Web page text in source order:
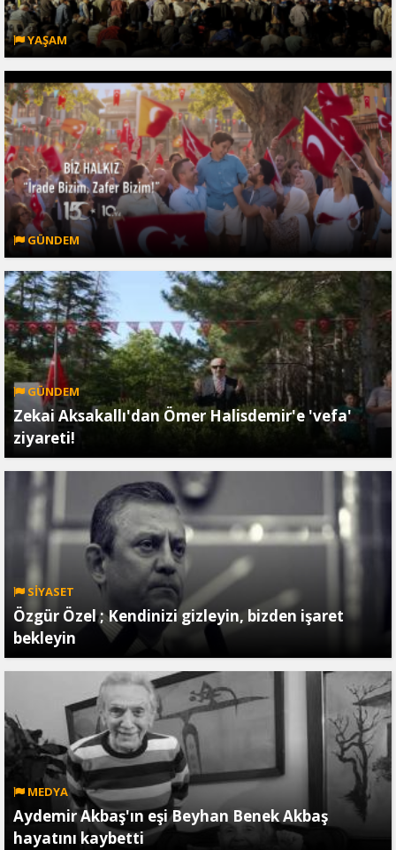
YAŞAM
GÜNDEM
GÜNDEM
Zekai Aksakallı'dan Ömer Halisdemir'e 'vefa'
ziyareti!
SİYASET
Özgür Özel ; Kendinizi gizleyin, bizden işaret
bekleyin
MEDYA
Aydemir Akbaş'ın eşi Beyhan Benek Akbaş
hayatını kaybetti